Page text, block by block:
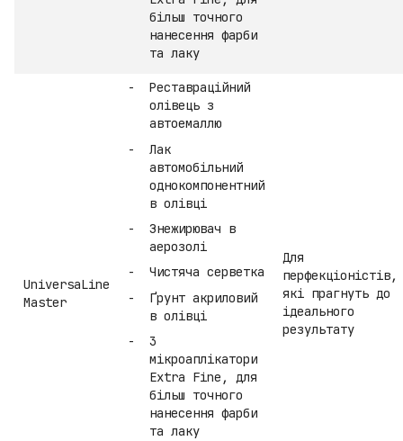
більш точного
нанесення фарби
та лаку
UniversaLine
Master
Реставраційний
олівець з
автоемаллю
Лак
автомобільний
однокомпонентний
в олівці
Знежирювач в
аерозолі
Чистяча серветка
Ґрунт акриловий
в олівці
3
мікроаплікатори
Extra Fine, для
більш точного
нанесення фарби
та лаку
Для
перфекціоністів,
які прагнуть до
ідеального
результату